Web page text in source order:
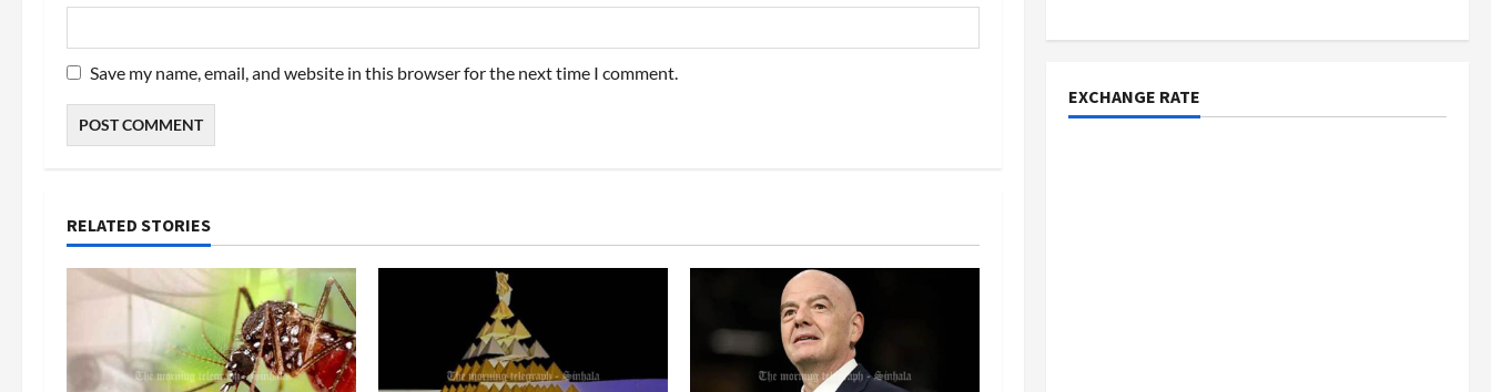
Save my name, email, and website in this browser for the next time I comment.
RELATED STORIES
EXCHANGE RATE